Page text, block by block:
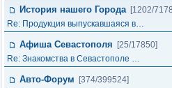
История нашего Города [1202/
Re: Продукция выпускавшаяся в…
Афиша Севастополя
[25/17850]
Re: Знакомства в Севастополе …
Авто-Форум
[374/399524]